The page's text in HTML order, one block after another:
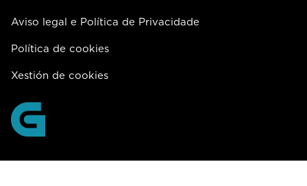
Aviso legal e Política de Privacidade
Política de cookies
Xestión de cookies